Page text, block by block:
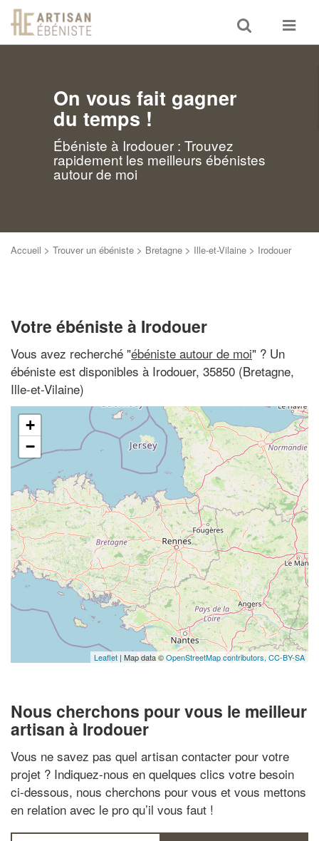
Toggle
search
Toggle
On vous fait gagner
du temps !
Ébéniste à Irodouer : Trouvez
rapidement les meilleurs ébénistes
autour de moi
Accueil > Trouver un ébéniste > Bretagne > Ille-et-Vilaine > Irodouer
Votre ébéniste à Irodouer
Vous avez recherché "ébéniste autour de moi" ? Un
ébéniste est disponibles à Irodouer, 35850 (Bretagne,
Ille-et-Vilaine)
+
−
Leaflet | Map data ©OpenStreetMap contributors, CC-BY-SA
Nous cherchons pour vous le meilleur
artisan à Irodouer
Vous ne savez pas quel artisan contacter pour votre
projet ? Indiquez-nous en quelques clics votre besoin
ci-dessous, nous cherchons pour vous et vous mettons
en relation avec le pro qu’il vous faut !